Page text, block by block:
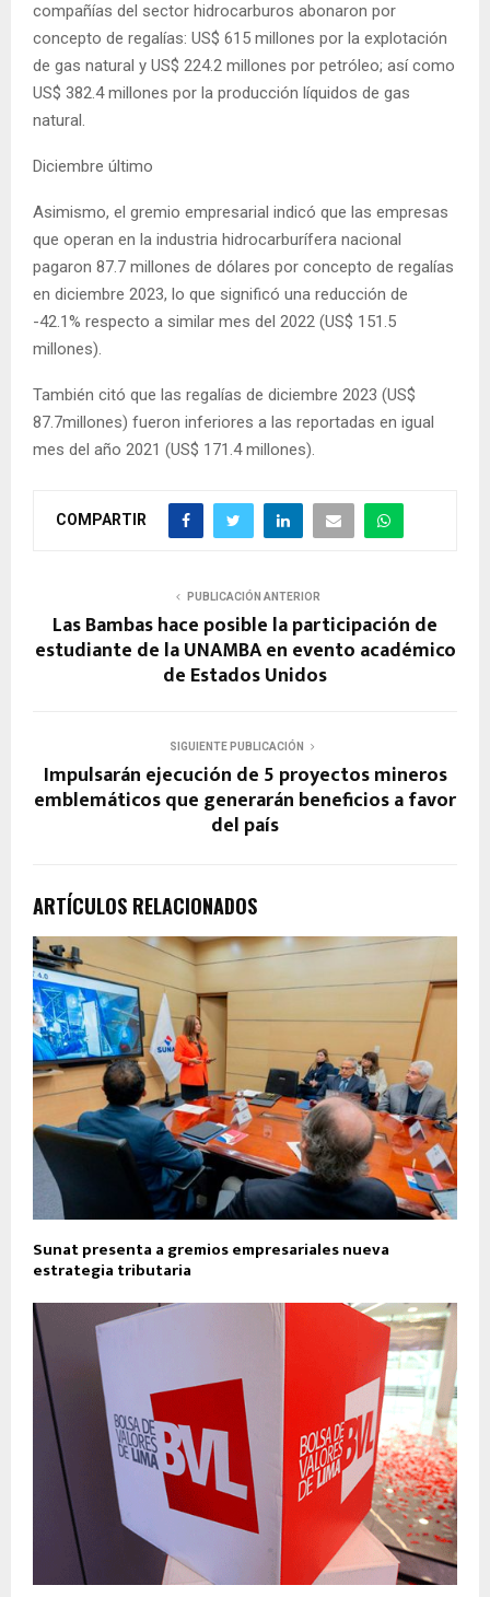
compañías del sector hidrocarburos abonaron por
concepto de regalías: US$ 615 millones por la explotación
de gas natural y US$ 224.2 millones por petróleo; así como
US$ 382.4 millones por la producción líquidos de gas
natural.
Diciembre último
Asimismo, el gremio empresarial indicó que las empresas
que operan en la industria hidrocarburífera nacional
pagaron 87.7 millones de dólares por concepto de regalías
en diciembre 2023, lo que significó una reducción de
-42.1% respecto a similar mes del 2022 (US$ 151.5
millones).
También citó que las regalías de diciembre 2023 (US$
87.7millones) fueron inferiores a las reportadas en igual
mes del año 2021 (US$ 171.4 millones).
COMPARTIR
PUBLICACIÓN ANTERIOR
Las Bambas hace posible la participación de
estudiante de la UNAMBA en evento académico
de Estados Unidos
SIGUIENTE PUBLICACIÓN
Impulsarán ejecución de 5 proyectos mineros
emblemáticos que generarán beneficios a favor
del país
ARTÍCULOS RELACIONADOS
Sunat presenta a gremios empresariales nueva
estrategia tributaria